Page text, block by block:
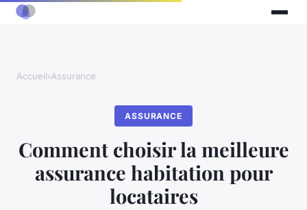
Accueil›Assurance
ASSURANCE
Comment choisir la meilleure
assurance habitation pour
locataires